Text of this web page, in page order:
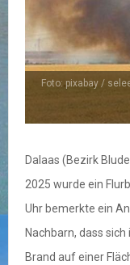
Foto: pixabay /
Dalaas (Bezirk
2025 wurde ein
Uhr bemerkte ein
Nachbarn, dass
Brand auf einer